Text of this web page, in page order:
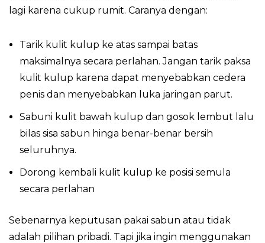
lagi karena cukup rumit. Caranya dengan:
Tarik kulit kulup ke atas sampai batas
maksimalnya secara perlahan. Jangan tarik paksa
kulit kulup karena dapat menyebabkan cedera
penis dan menyebabkan luka jaringan parut.
Sabuni kulit bawah kulup dan gosok lembut lalu
bilas sisa sabun hinga benar-benar bersih
seluruhnya.
Dorong kembali kulit kulup ke posisi semula
secara perlahan
Sebenarnya keputusan pakai sabun atau tidak
adalah pilihan pribadi. Tapi jika ingin menggunakan